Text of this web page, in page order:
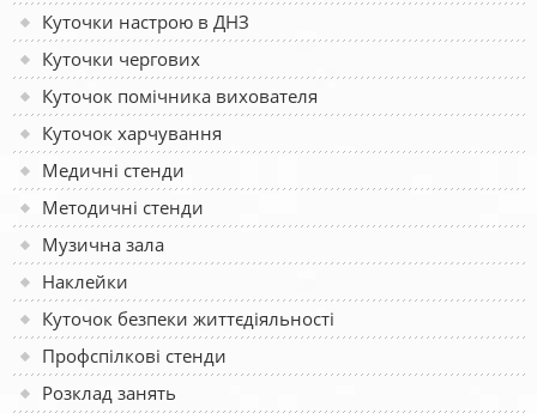
Куточки настрою в ДНЗ
Куточки чергових
Куточок помічника вихователя
Куточок харчування
Медичні стенди
Методичні стенди
Музична зала
Наклейки
Куточок безпеки життєдіяльності
Профспілкові стенди
Розклад занять